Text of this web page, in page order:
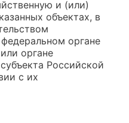
и (или)
объектах, в
органе
органе
Российской
с их